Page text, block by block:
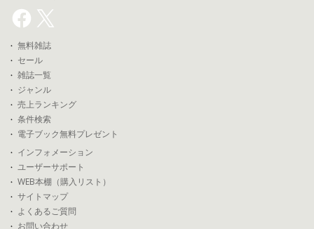
無料雑誌
セール
雑誌一覧
ジャンル
売上ランキング
条件検索
電子ブック無料プレゼント
インフォメーション
ユーザーサポート
WEB本棚（購入リスト）
サイトマップ
よくあるご質問
お問い合わせ